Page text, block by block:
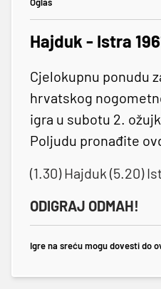
Oglas
Hajduk - Istra
Cjelokupnu ponudu
hrvatskog
igra u subotu 2.
Poljudu pronađite
(1.30) Hajduk (5.20)
ODIGRAJ ODMAH!
Igre na sreću mogu dovesti do